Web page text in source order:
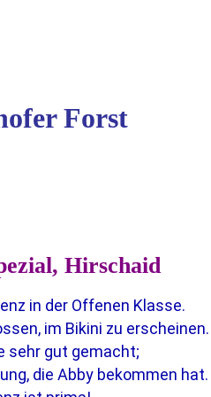
Forst
Hirschaid
in der Offenen Klasse.
im Bikini zu erscheinen.
sehr gut gemacht;
die Abby bekommen hat.